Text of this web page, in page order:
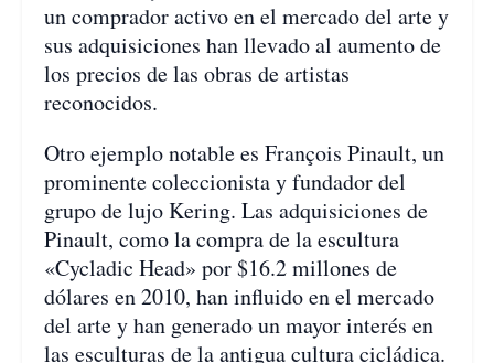
un comprador activo en el mercado del arte y
sus adquisiciones han llevado al aumento de
los precios de las obras de artistas
reconocidos.
Otro ejemplo notable es François Pinault, un
prominente coleccionista y fundador del
grupo de lujo Kering. Las adquisiciones de
Pinault, como la compra de la escultura
«Cycladic Head» por $16.2 millones de
dólares en 2010, han influido en el mercado
del arte y han generado un mayor interés en
las esculturas de la antigua cultura cicládica.